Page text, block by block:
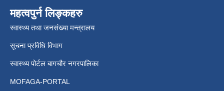
महत्वपुर्न लिङ्कहरु
स्वास्थ्य तथा जनसंख्या मन्त्रालय
सूचना प्रविधि विभाग
स्वास्थ्य पोर्टल बागचौर नगरपालिका
MOFAGA-PORTAL